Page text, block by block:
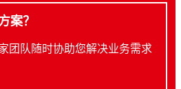
案？
团队随时协助您解决业务需求